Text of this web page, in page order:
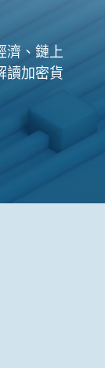
濟、鏈上
讀加密貨